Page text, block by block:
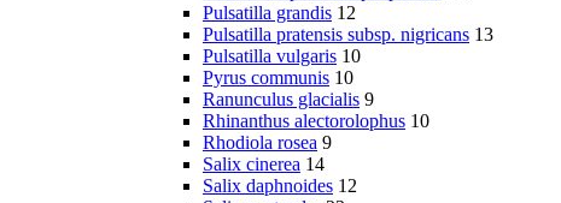
Pulsatilla grandis 12
Pulsatilla pratensis subsp. nigricans 13
Pulsatilla vulgaris 10
Pyrus communis 10
Ranunculus glacialis 9
Rhinanthus alectorolophus 10
Rhodiola rosea 9
Salix cinerea 14
Salix daphnoides 12